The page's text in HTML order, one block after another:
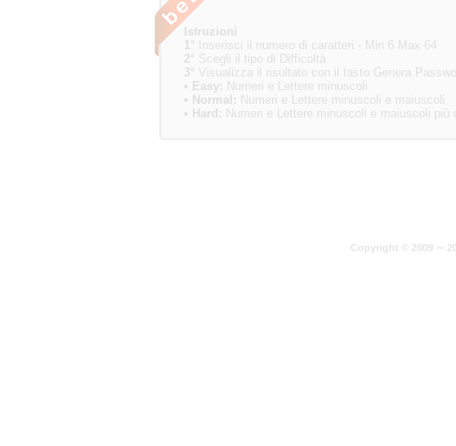
Istruzioni
1°
Inserisci il numero di caratteri - Min 6 Max 64
2° Scegli il tipo di Difficoltà
3° Visualizza il risultato con il tasto Genera
• Easy: Numeri e Lettere minuscoli
• Normal: Numeri e Lettere minuscoli e maiuscoli
• Hard: Numeri e Lettere minuscoli e maiuscoli più
Copyright © 2009 ∼